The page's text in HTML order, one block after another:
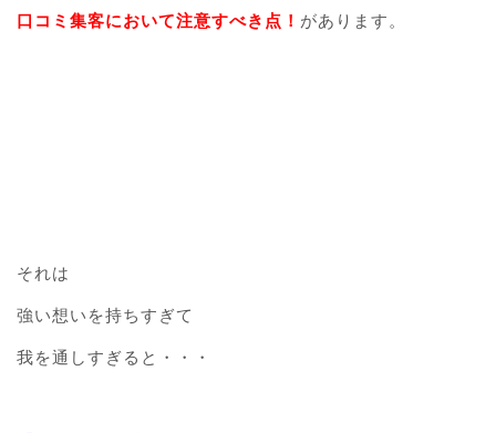
口コミ集客において注意すべき点！ があります。
それは
強い想いを持ちすぎて
我を通しすぎると・・・